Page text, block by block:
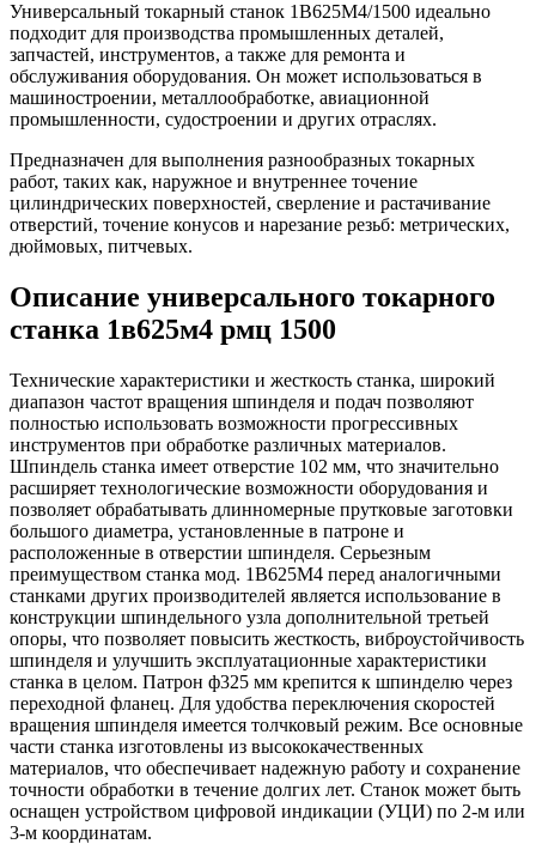
Универсальный токарный станок 1В625М4/1500 идеально
подходит для производства промышленных деталей,
запчастей, инструментов, а также для ремонта и
обслуживания оборудования. Он может использоваться в
машиностроении, металлообработке, авиационной
промышленности, судостроении и других отраслях.
Предназначен для выполнения разнообразных токарных
работ, таких как, наружное и внутреннее точение
цилиндрических поверхностей, сверление и растачивание
отверстий, точение конусов и нарезание резьб: метрических,
дюймовых, питчевых.
Описание универсального токарного
станка 1в625м4 рмц 1500
Технические характеристики и жесткость станка, широкий
диапазон частот вращения шпинделя и подач позволяют
полностью использовать возможности прогрессивных
инструментов при обработке различных материалов.
Шпиндель станка имеет отверстие 102 мм, что значительно
расширяет технологические возможности оборудования и
позволяет обрабатывать длинномерные прутковые заготовки
большого диаметра, установленные в патроне и
расположенные в отверстии шпинделя. Серьезным
преимуществом станка мод. 1В625М4 перед аналогичными
станками других производителей является использование в
конструкции шпиндельного узла дополнительной третьей
опоры, что позволяет повысить жесткость, виброустойчивость
шпинделя и улучшить эксплуатационные характеристики
станка в целом. Патрон ф325 мм крепится к шпинделю через
переходной фланец. Для удобства переключения скоростей
вращения шпинделя имеется толчковый режим. Все основные
части станка изготовлены из высококачественных
материалов, что обеспечивает надежную работу и сохранение
точности обработки в течение долгих лет. Станок может быть
оснащен устройством цифровой индикации (УЦИ) по 2-м или
3-м координатам.